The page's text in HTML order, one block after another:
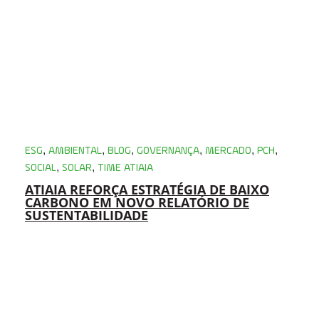
ESG, AMBIENTAL, BLOG, GOVERNANÇA, MERCADO, PCH,
SOCIAL, SOLAR, TIME ATIAIA
ATIAIA REFORÇA ESTRATÉGIA DE BAIXO
CARBONO EM NOVO RELATÓRIO DE
SUSTENTABILIDADE